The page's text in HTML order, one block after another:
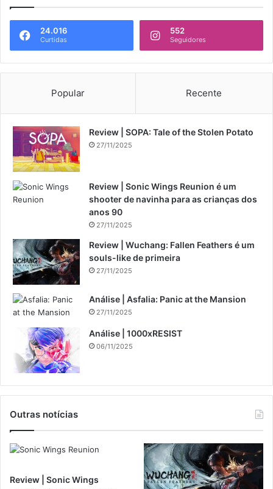
24.016
Curtidas
552
Seguidores
Popular Recente
Review | SOPA: Tale of the Stolen Potato
27/11/2025
Review | Sonic Wings Reunion é um
shooter de navinha para as crianças dos
anos 90
27/11/2025
Review | Wuchang: Fallen Feathers é um
souls-like de primeira
27/11/2025
Análise | Asfalia: Panic at the Mansion
27/11/2025
Análise | 1000xRESIST
06/11/2025
Outras notícias
Review | Sonic Wings